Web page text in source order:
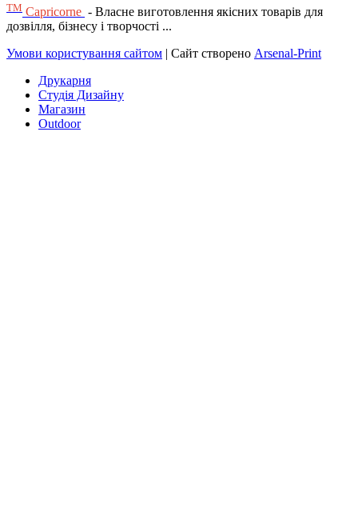
ТМ Capricorne - Власне виготовлення якісних товарів для
дозвілля, бізнесу і творчості ...
Умови користування сайтом | Сайт створено Arsenal-Print
Друкарня
Студія Дизайну
Магазин
Outdoor